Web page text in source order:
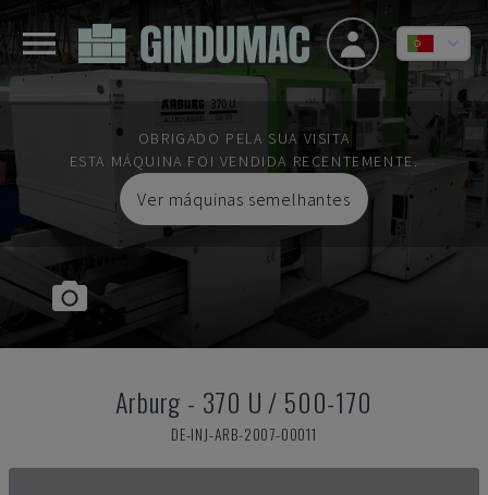
OBRIGADO PELA SUA VISITA
ESTA MÁQUINA FOI VENDIDA RECENTEMENTE.
Ver máquinas semelhantes
Arburg - 370 U / 500-170
DE-INJ-ARB-2007-00011